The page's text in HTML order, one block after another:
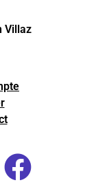
Villaz